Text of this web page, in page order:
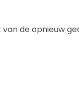
de opnieuw